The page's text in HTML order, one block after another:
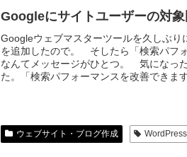
Googleにサイトユーザーの対
Googleウェブマスターツールを久しぶ
を追加したので。 そしたら「検索パフ
なんてメッセージがひとつ。 気になっ
た。「検索パフォーマンスを改善できま
ウェブサイト・ブログ作成 WordPress